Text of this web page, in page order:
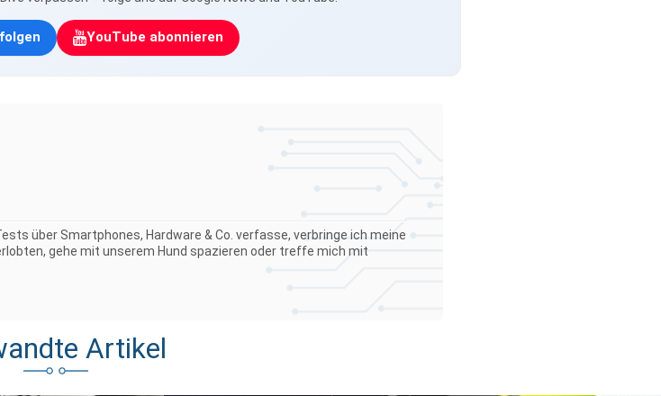
YouTube abonnieren
über Smartphones, Hardware & Co. verfasse, verbringe ich meine
gehe mit unserem Hund spazieren oder treffe mich mit
Artikel